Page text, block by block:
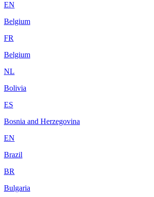
EN
Belgium
FR
Belgium
NL
Bolivia
ES
Bosnia and Herzegovina
EN
Brazil
BR
Bulgaria